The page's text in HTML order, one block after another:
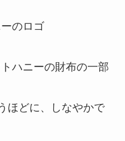
ほどに、しなやかで